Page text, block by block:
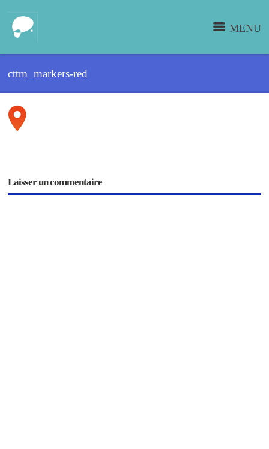
MENU
cttm_markers-red
Laisser un commentaire